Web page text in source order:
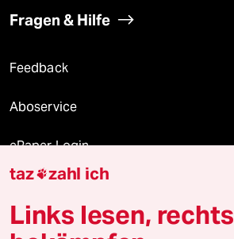
Fragen & Hilfe
Feedback
Aboservice
ePaper Login
Downloads für Abonnierende
taz zahl ich
Links lesen, rechts